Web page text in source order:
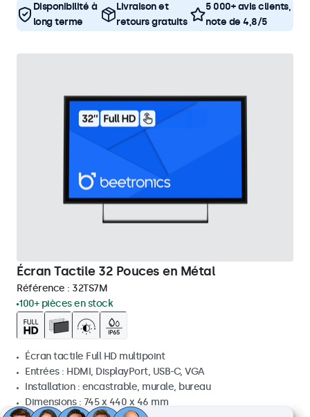
Disponibilité à
long terme
Livraison et
retours gratuits
5 000+ avis clients,
note de 4,8/5
Écran Tactile 32 Pouces en Métal
Référence : 32TS7M
100+ pièces en stock
Écran tactile Full HD multipoint
Entrées : HDMI, DisplayPort, USB-C, VGA
Installation : encastrable, murale, bureau
Dimensions : 745 x 440 x 46 mm